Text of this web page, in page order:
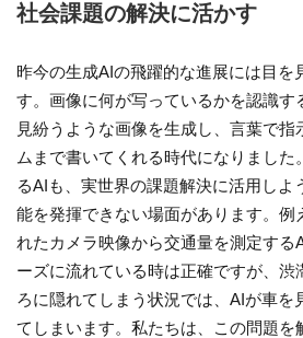
社会課題の解決に活かす
昨今の生成AIの飛躍的な進展には目を
す。画像に何が写っているかを認識す
見紛うような画像を生成し、言葉で指
ムまで書いてくれる時代になりました
るAIも、実世界の課題解決に活用しよ
能を発揮できない場面があります。例
れたカメラ映像から交通量を測定する
ーズに流れている時は正確ですが、渋
ろに隠れてしまう状況では、AIが車を
てしまいます。私たちは、この問題を